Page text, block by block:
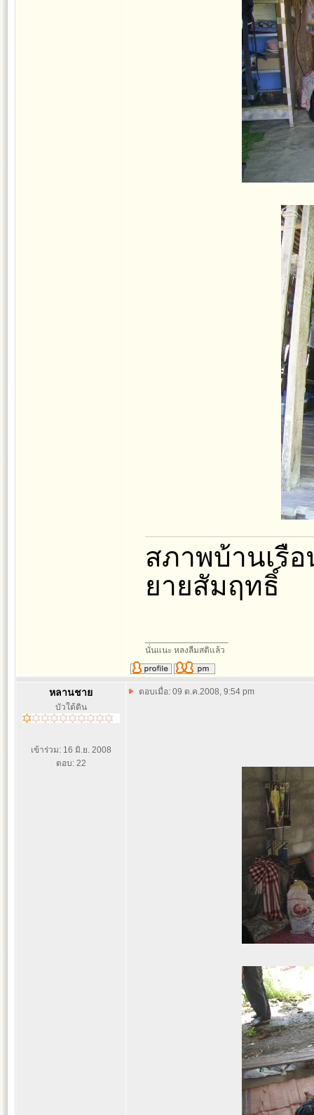
สภาพบ้านเรื
ยายสัมฤทธิ์
นั่นแนะ หลงลืมสติแล้ว
หลานชาย
บัวใต้ดิน
เข้าร่วม: 16 มิ.ย. 2008
ตอบ: 22
ตอบเมื่อ: 09 ต.ค.2008, 9:54 pm